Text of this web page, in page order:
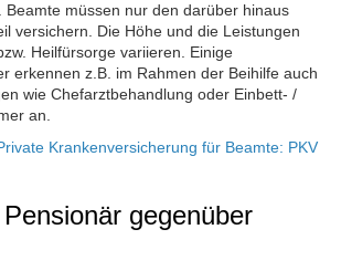
Beamte müssen nur den darüber hinaus
versichern. Die Höhe und die Leistungen
Heilfürsorge variieren. Einige
erkennen z.B. im Rahmen der Beihilfe auch
wie Chefarztbehandlung oder Einbett- /
an.
Krankenversicherung für Beamte: PKV
gegenüber